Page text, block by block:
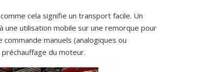
cela signifie un transport facile. Un
une utilisation mobile sur une remorque pour
manuels (analogiques ou
du moteur.